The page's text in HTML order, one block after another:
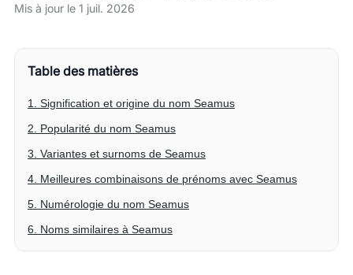
Mis à jour le 1 juil. 2026
Table des matières
1. Signification et origine du nom Seamus
2. Popularité du nom Seamus
3. Variantes et surnoms de Seamus
4. Meilleures combinaisons de prénoms avec Seamus
5. Numérologie du nom Seamus
6. Noms similaires à Seamus